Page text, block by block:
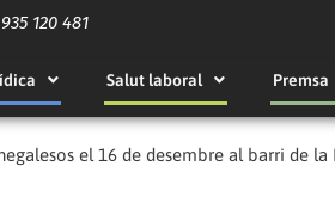
935 120 481
Salut laboral Premsa
el 16 de desembre al barri de la